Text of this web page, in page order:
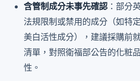
含管制成分未事先確認：部分
法規限制或禁用的成分（如特
美白活性成分），建議採購前
清單，對照衛福部公告的化粧
性。